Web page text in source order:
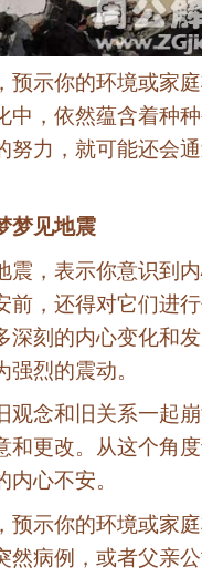
预示你的环境或家
中，依然蕴含着种
努力，就可能还会
梦见地震
震，表示你意识到
前，还得对它们进行
深刻的内心变化和
烈的震动。
观念和旧关系一起
和更改。从这个角
内心不安。
，预示你的环境或家
然病例，或者父亲